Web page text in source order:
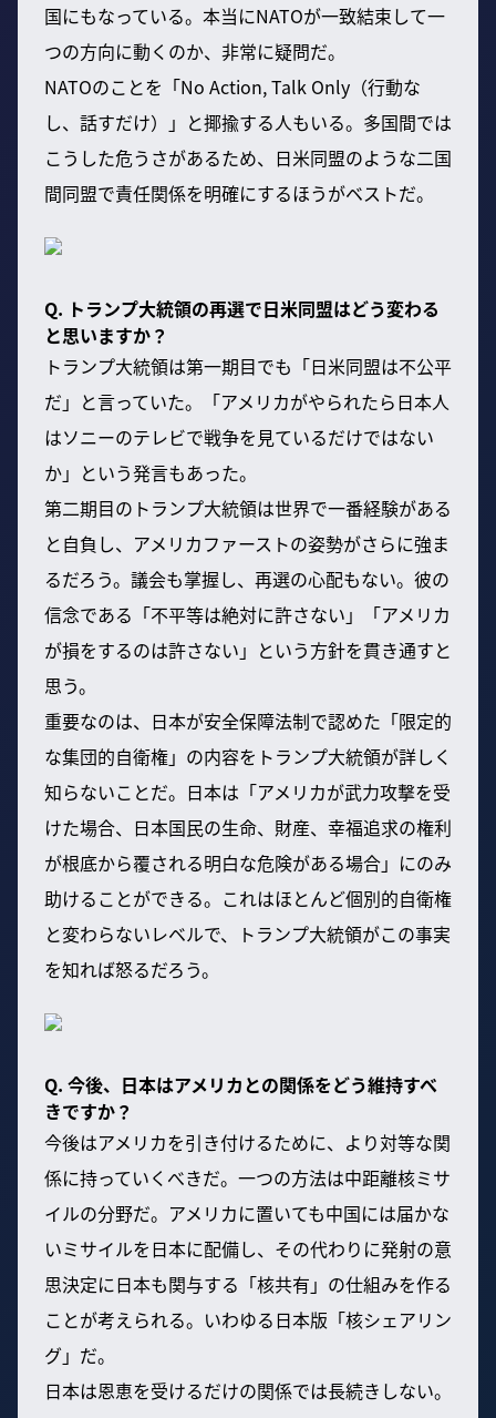
国にもなっている。本当にNATOが一致結束して一
つの方向に動くのか、非常に疑問だ。
NATOのことを「No Action, Talk Only（行動な
し、話すだけ）」と揶揄する人もいる。多国間では
こうした危うさがあるため、日米同盟のような二国
間同盟で責任関係を明確にするほうがベストだ。
Q. トランプ大統領の再選で日米同盟はどう変わる
と思いますか？
トランプ大統領は第一期目でも「日米同盟は不公平
だ」と言っていた。「アメリカがやられたら日本人
はソニーのテレビで戦争を見ているだけではない
か」という発言もあった。
第二期目のトランプ大統領は世界で一番経験がある
と自負し、アメリカファーストの姿勢がさらに強ま
るだろう。議会も掌握し、再選の心配もない。彼の
信念である「不平等は絶対に許さない」「アメリカ
が損をするのは許さない」という方針を貫き通すと
思う。
重要なのは、日本が安全保障法制で認めた「限定的
な集団的自衛権」の内容をトランプ大統領が詳しく
知らないことだ。日本は「アメリカが武力攻撃を受
けた場合、日本国民の生命、財産、幸福追求の権利
が根底から覆される明白な危険がある場合」にのみ
助けることができる。これはほとんど個別的自衛権
と変わらないレベルで、トランプ大統領がこの事実
を知れば怒るだろう。
Q. 今後、日本はアメリカとの関係をどう維持すべ
きですか？
今後はアメリカを引き付けるために、より対等な関
係に持っていくべきだ。一つの方法は中距離核ミサ
イルの分野だ。アメリカに置いても中国には届かな
いミサイルを日本に配備し、その代わりに発射の意
思決定に日本も関与する「核共有」の仕組みを作る
ことが考えられる。いわゆる日本版「核シェアリン
グ」だ。
日本は恩恵を受けるだけの関係では長続きしない。